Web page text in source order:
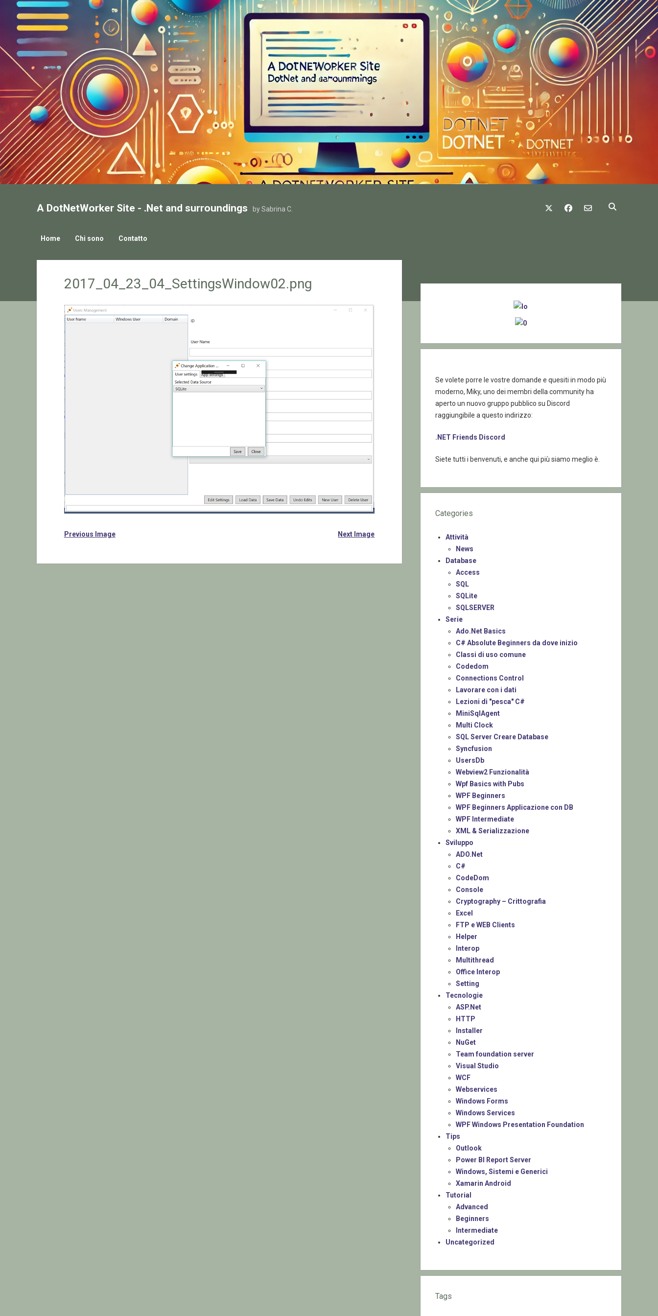
A DotNetWorker Site - .Net and surroundings by Sabrina C.
twitter facebook
email-form
Home Chi sono Contatto
2017_04_23_04_SettingsWindow02.png
Previous Image Next Image
Se volete porre le vostre domande e quesiti in modo più
moderno, Miky, uno dei membri della community ha
aperto un nuovo gruppo pubblico su Discord
raggiungibile a questo indirizzo:
.NET Friends Discord
Siete tutti i benvenuti, e anche qui più siamo meglio è.
Categories
Attività
News
Database
Access
SQL
SQLite
SQLSERVER
Serie
Ado.Net Basics
C# Absolute Beginners da dove inizio
Classi di uso comune
Codedom
Connections Control
Lavorare con i dati
Lezioni di "pesca" C#
MiniSqlAgent
Multi Clock
SQL Server Creare Database
Syncfusion
UsersDb
Webview2 Funzionalità
Wpf Basics with Pubs
WPF Beginners
WPF Beginners Applicazione con DB
WPF Intermediate
XML & Serializzazione
Sviluppo
ADO.Net
C#
CodeDom
Console
Cryptography – Crittografia
Excel
FTP e WEB Clients
Helper
Interop
Multithread
Office Interop
Setting
Tecnologie
ASP.Net
HTTP
Installer
NuGet
Team foundation server
Visual Studio
WCF
Webservices
Windows Forms
Windows Services
WPF Windows Presentation Foundation
Tips
Outlook
Power BI Report Server
Windows, Sistemi e Generici
Xamarin Android
Tutorial
Advanced
Beginners
Intermediate
Uncategorized
Tags